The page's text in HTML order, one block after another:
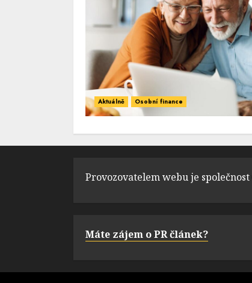
Aktuálně Osobní finance
Provozovatelem webu je společnost
Máte zájem o PR článek?